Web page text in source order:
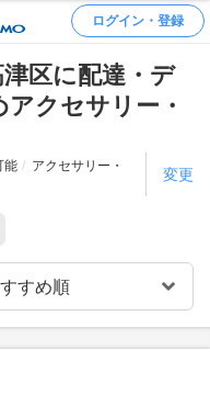
ログイン・登録
津区に配達・デ
クセサリー・
能
アクセサリー・
変更